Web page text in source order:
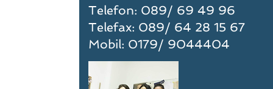
Telefon: 089/ 69 49 96
Telefax: 089/ 64 28 15 67
Mobil: 0179/ 9044404